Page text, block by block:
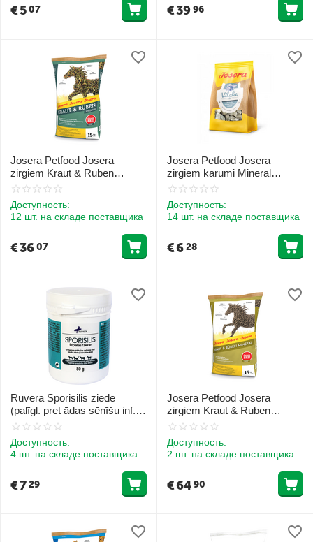
€507 €3996
Josera Petfood Josera
zirgiem Kraut & Ruben
Struktur 15 kg
Доступность:
12 шт. на складе поставщика
€3607
Josera Petfood Josera
zirgiem kārumi Mineral
Leckerli Vitalie 900 g
Доступность:
14 шт. на складе поставщика
€628
Ruvera Sporisilis ziede
(palīgl. pret ādas sēnīšu inf.)
80 g
Доступность:
4 шт. на складе поставщика
€729
Josera Petfood Josera
zirgiem Kraut & Ruben
Mineral 15 kg
Доступность:
2 шт. на складе поставщика
€6490